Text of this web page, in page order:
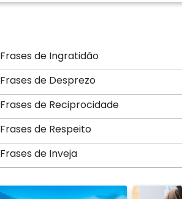
Frases de Ingratidão
Frases de Desprezo
Frases de Reciprocidade
Frases de Respeito
Frases de Inveja